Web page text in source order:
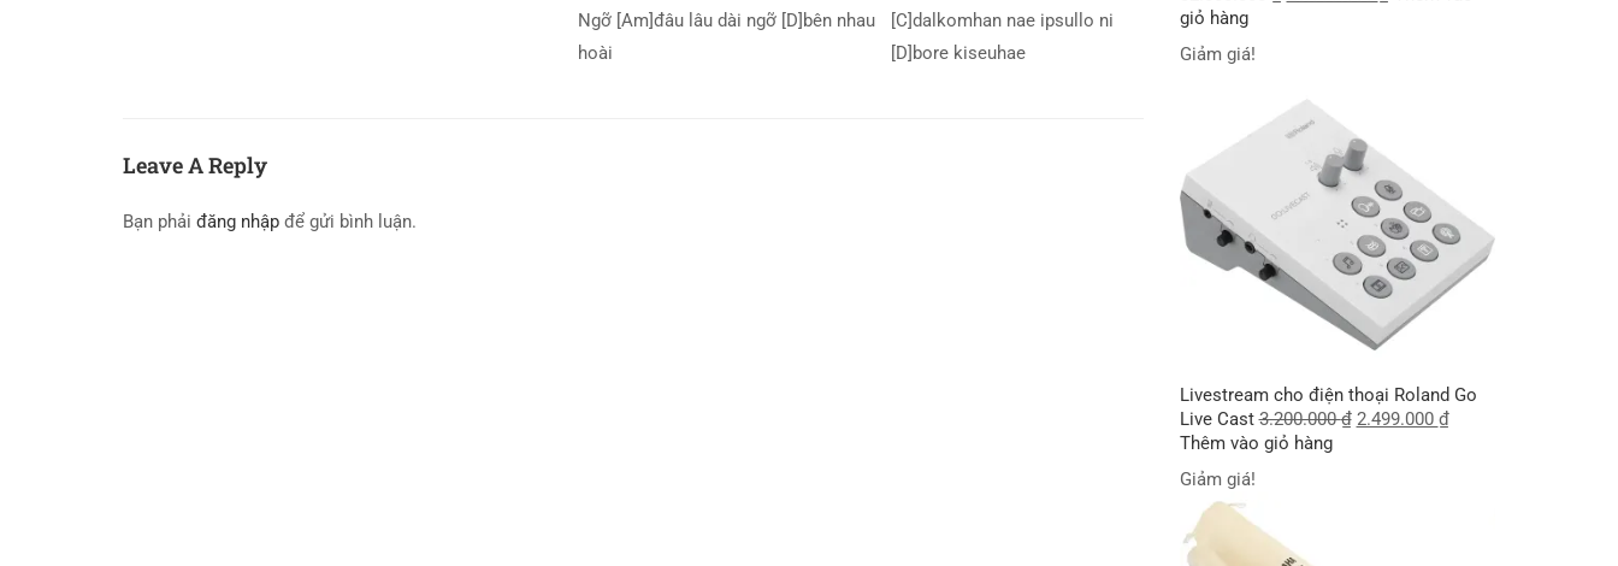
Ngỡ [Am]đâu lâu dài ngỡ [D]bên nhau
hoài
[C]dalkomhan nae ipsullo ni
[D]bore kiseuhae
Leave A Reply
Bạn phải đăng nhập để gửi bình luận.
giỏ hàng
Giảm giá!
Livestream cho điện thoại Roland Go
Live Cast 3.200.000₫ 2.499.000 ₫
Thêm vào giỏ hàng
Giảm giá!